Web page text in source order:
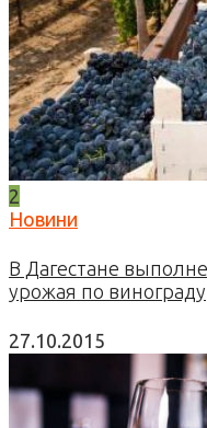
2
Новини
В Дагестане
урожая по винограду
27.10.2015